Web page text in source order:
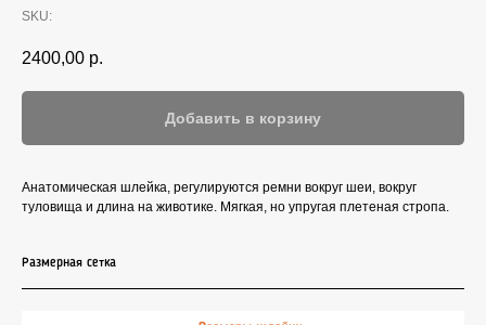
SKU:
2400,00 р.
Добавить в корзину
Анатомическая шлейка, регулируются ремни вокруг шеи, вокруг
туловища и длина на животике. Мягкая, но упругая плетеная стропа.
Размерная сетка